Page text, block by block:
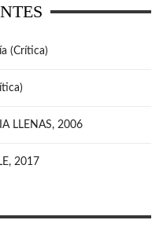
(Crítica)
LLENAS, 2006
2017